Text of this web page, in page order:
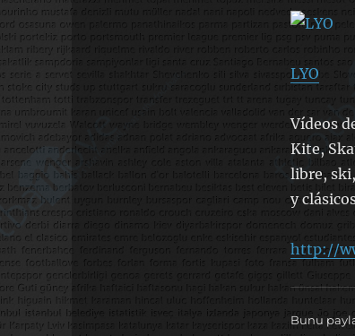
LYO
Vídeos
Kite,
libre,
y
http://
Bunu